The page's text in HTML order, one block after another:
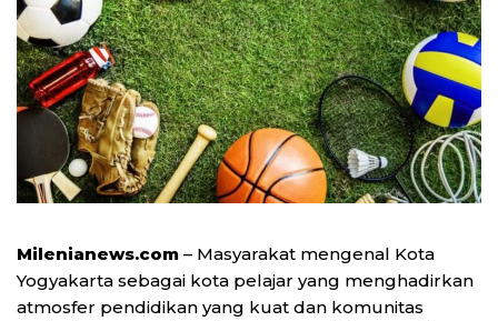
Milenianews.com – Masyarakat mengenal Kota
Yogyakarta sebagai kota pelajar yang menghadirkan
atmosfer pendidikan yang kuat dan komunitas